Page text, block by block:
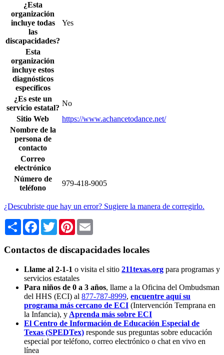
¿Esta
organización
incluye todas
las
discapacidades?
Yes
Esta
organización
incluye estos
diagnósticos
específicos
¿Es este un
servicio estatal?
No
Sitio Web
https://www.achancetodance.net/
Nombre de la
persona de
contacto
Correo
electrónico
Número de
teléfono
979-418-9005
¿Descubriste que hay un error? Sugiere la manera de corregirlo.
Share Facebook
TwitterPinterest
Contactos de discapacidades locales
Llame al 2-1-1 o visita el sitio 211texas.org para programas y
servicios estatales
Para niños de 0 a 3 años, llame a la Oficina del Ombudsman
del HHS (ECI) al 877-787-8999, encuentre aquí su
programa más cercano de ECI (Intervención Temprana en
la Infancia), y Aprenda más sobre ECI
El Centro de Información de Educación Especial de
Texas (SPEDTex) responde sus preguntas sobre educación
especial por teléfono, correo electrónico o chat en vivo en
línea